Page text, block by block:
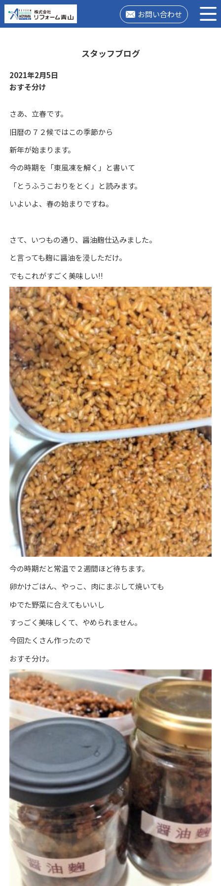
お問い合わせ
スタッフブログ
2021年2月5日
おすそ分け
さあ、立春です。
旧暦の７２候ではこの季節から
新年が始まります。
今の時期を「東風凍を解く」と書いて
「とうふうこおりをとく」と読みます。
いよいよ、春の始まりですね。
さて、いつもの通り、醤油麹仕込みました。
と言っても麹に醤油を浸しただけ。
でもこれがすごく美味しい!!
今の時期だと常温で２週間ほど待ちます。
卵かけごはん、やっこ、肉にまぶして焼いても
ゆでた野菜に合えてもいいし
すっごく美味しくて、やめられません。
今回たくさん作ったので
おすそ分け。